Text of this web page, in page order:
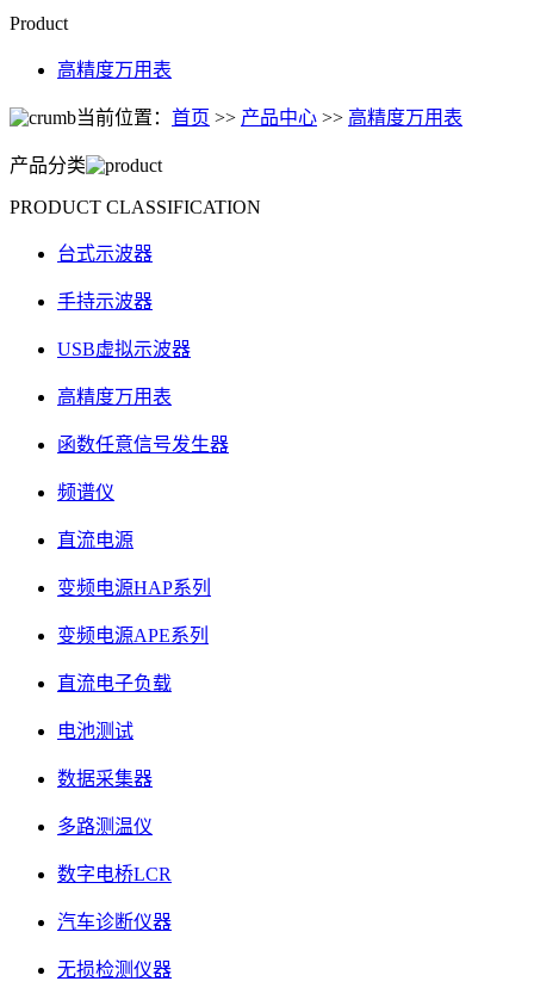
Product
高精度万用表
当前位置： 首页 >> 产品中心 >> 高精度万用表
产品分类
PRODUCT CLASSIFICATION
台式示波器
手持示波器
USB虚拟示波器
高精度万用表
函数任意信号发生器
频谱仪
直流电源
变频电源HAP系列
变频电源APE系列
直流电子负载
电池测试
数据采集器
多路测温仪
数字电桥LCR
汽车诊断仪器
无损检测仪器